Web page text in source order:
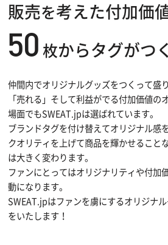
販売を考えた付加価
50 枚からタグがつ
仲間内でオリジナルグッズをつくって盛
「売れる」そして利益がでる付加価値の
場面でもSWEAT.jpは選ばれています。
ブランドタグを付け替えてオリジナル感
クオリティを上げて商品を輝かせること
は大きく変わります。
ファンにとってはオリジナリティや付加
動になります。
SWEAT.jpはファンを虜にするオリジナ
をいたします！